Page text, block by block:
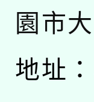
園市
地址：